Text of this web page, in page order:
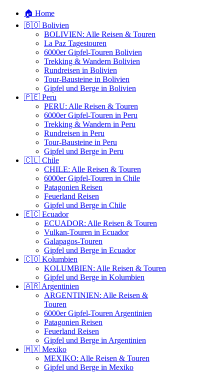
🏠 Home
🇧🇴 Bolivien
BOLIVIEN: Alle Reisen & Touren
La Paz Tagestouren
6000er Gipfel-Touren Bolivien
Trekking & Wandern Bolivien
Rundreisen in Bolivien
Tour-Bausteine in Bolivien
Gipfel und Berge in Bolivien
🇵🇪 Peru
PERU: Alle Reisen & Touren
6000er Gipfel-Touren in Peru
Trekking & Wandern in Peru
Rundreisen in Peru
Tour-Bausteine in Peru
Gipfel und Berge in Peru
🇨🇱 Chile
CHILE: Alle Reisen & Touren
6000er Gipfel-Touren in Chile
Patagonien Reisen
Feuerland Reisen
Gipfel und Berge in Chile
🇪🇨 Ecuador
ECUADOR: Alle Reisen & Touren
Vulkan-Touren in Ecuador
Galapagos-Touren
Gipfel und Berge in Ecuador
🇨🇴 Kolumbien
KOLUMBIEN: Alle Reisen & Touren
Gipfel und Berge in Kolumbien
🇦🇷 Argentinien
ARGENTINIEN: Alle Reisen &
Touren
6000er Gipfel-Touren Argentinien
Patagonien Reisen
Feuerland Reisen
Gipfel und Berge in Argentinien
🇲🇽 Mexiko
MEXIKO: Alle Reisen & Touren
Gipfel und Berge in Mexiko